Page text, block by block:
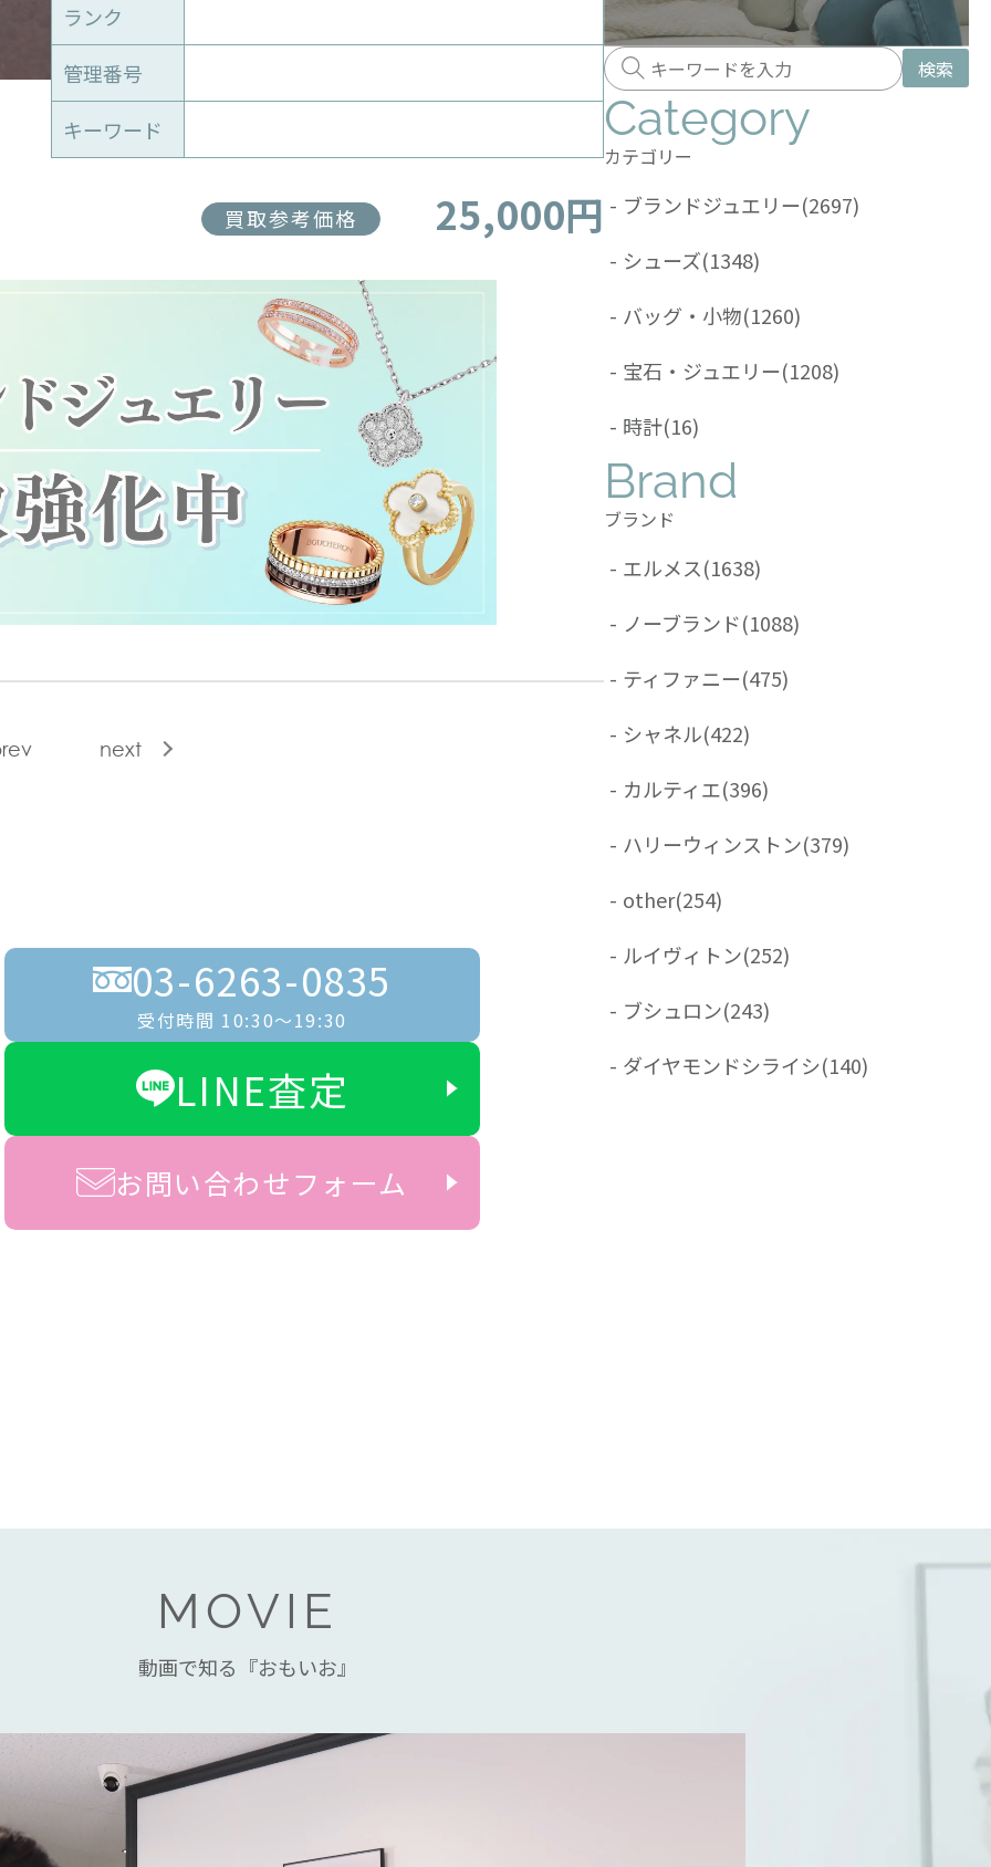
ランク
管理番号
キーワード
買取参考価格 25,000円
next
03-6263-0835
受付時間 10:30〜19:30
LINE査定
お問い合わせフォーム
検索
Category
カテゴリー
- ブランドジュエリー(2697)
- シューズ(1348)
- バッグ・小物(1260)
- 宝石・ジュエリー(1208)
- 時計(16)
Brand
ブランド
- エルメス(1638)
- ノーブランド(1088)
- ティファニー(475)
- シャネル(422)
- カルティエ(396)
- ハリーウィンストン(379)
- other(254)
- ルイヴィトン(252)
- ブシュロン(243)
- ダイヤモンドシライシ(140)
MOVIE
動画で知る『おもいお』